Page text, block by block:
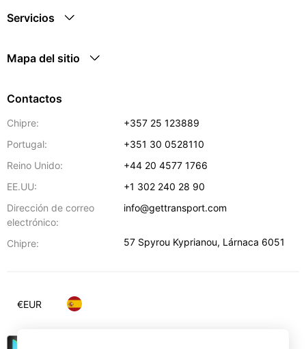
Servicios
Mapa del sitio
Contactos
Chipre:
+357 25 123889
Portugal:
+351 30 0528110
Reino Unido:
+44 20 4577 1766
EE.UU:
+1 302 240 28 90
Dirección de correo
electrónico:
info@gettransport.com
Chipre: 57 Spyrou Kyprianou, Lárnaca 6051
€EUR